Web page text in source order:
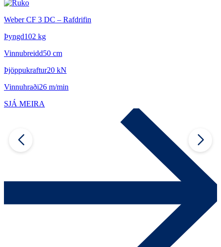
Weber CF 3 DC – Rafdrifin
Þyngd102 kg
Vinnubreidd50 cm
Þjöppukraftur20 kN
Vinnuhraði26 m/min
SJÁ MEIRA